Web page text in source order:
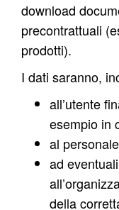
download
precontrattuali
prodotti).
I dati saranno,
all’utente
esempio in
al
ad
della